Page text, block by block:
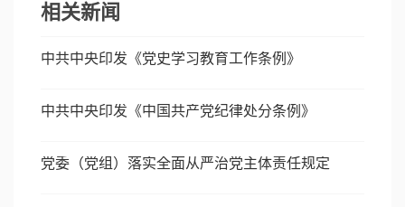
相关新闻
中共中央印发《党史学习教育工作条例》
中共中央印发《中国共产党纪律处分条例》
党委（党组）落实全面从严治党主体责任规定